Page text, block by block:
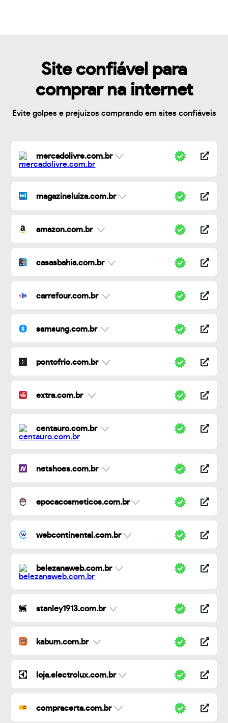
Site confiável para
comprar na internet
Evite golpes e prejuízos comprando em sites confiáveis
mercadolivre.com.br
magazineluiza.com.br
amazon.com.br
casasbahia.com.br
carrefour.com.br
samsung.com.br
pontofrio.com.br
extra.com.br
centauro.com.br
netshoes.com.br
epocacosmeticos.com.br
webcontinental.com.br
belezanaweb.com.br
stanley1913.com.br
kabum.com.br
loja.electrolux.com.br
compracerta.com.br